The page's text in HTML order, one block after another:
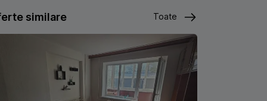
similare Toate